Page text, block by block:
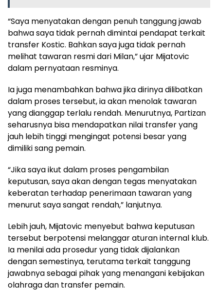
“Saya menyatakan dengan penuh tanggung jawab
bahwa saya tidak pernah dimintai pendapat terkait
transfer Kostic. Bahkan saya juga tidak pernah
melihat tawaran resmi dari Milan,” ujar Mijatovic
dalam pernyataan resminya.
Ia juga menambahkan bahwa jika dirinya dilibatkan
dalam proses tersebut, ia akan menolak tawaran
yang dianggap terlalu rendah. Menurutnya, Partizan
seharusnya bisa mendapatkan nilai transfer yang
jauh lebih tinggi mengingat potensi besar yang
dimiliki sang pemain.
“Jika saya ikut dalam proses pengambilan
keputusan, saya akan dengan tegas menyatakan
keberatan terhadap penerimaan tawaran yang
menurut saya sangat rendah,” lanjutnya.
Lebih jauh, Mijatovic menyebut bahwa keputusan
tersebut berpotensi melanggar aturan internal klub.
Ia menilai ada prosedur yang tidak dijalankan
dengan semestinya, terutama terkait tanggung
jawabnya sebagai pihak yang menangani kebijakan
olahraga dan transfer pemain.